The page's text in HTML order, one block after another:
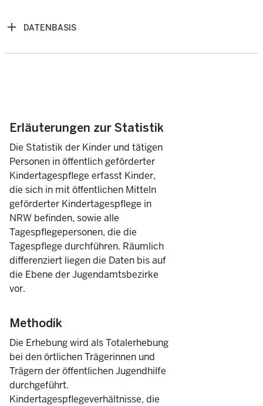
3 – 4
1.062
6 – 7
7 – 8
8 – 11
11 – 14
unter 3
3 – 6
Großeltern
andere Verwandte
DATENBASIS
Erläuterungen zur Statistik
Die Statistik der Kinder und tätigen
Personen in öffentlich geförderter
Kindertagespflege erfasst Kinder,
die sich in mit öffentlichen Mitteln
geförderter Kindertagespflege in
NRW befinden, sowie alle
Tagespflegepersonen, die die
Tagespflege durchführen. Räumlich
differenziert liegen die Daten bis auf
die Ebene der Jugendamtsbezirke
vor.
Methodik
Die Erhebung wird als Totalerhebung
bei den örtlichen Trägerinnen und
Trägern der öffentlichen Jugendhilfe
durchgeführt.
Kindertagespflegeverhältnisse, die